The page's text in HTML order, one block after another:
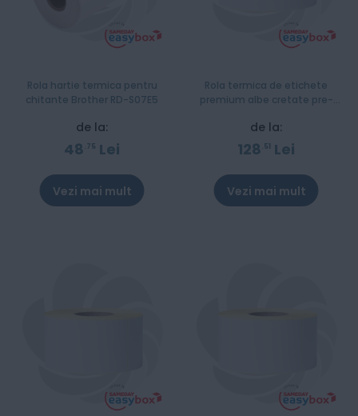
Rola hartie termica pentru
chitante Brother RD-S07E5
de la:
48 75 Lei
Vezi mai mult
Stoc epuizat
Rola termica de etichete
premium albe cretate pre-
de la:
128 51 Lei
Vezi mai mult
Stoc epuizat